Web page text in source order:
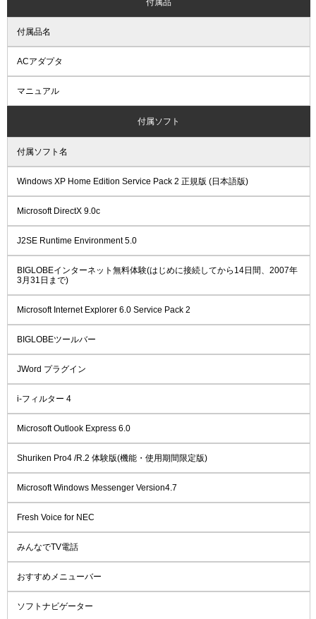
付属品名
ACアダプタ
マニュアル
付属ソフト
付属ソフト名
Windows XP Home Edition Service Pack 2 正規版 (日本語版)
Microsoft DirectX 9.0c
J2SE Runtime Environment 5.0
BIGLOBEインターネット無料体験(はじめに接続してから14日間、2007年
3月31日まで)
Microsoft Internet Explorer 6.0 Service Pack 2
BIGLOBEツールバー
JWord プラグイン
i-フィルター 4
Microsoft Outlook Express 6.0
Shuriken Pro4 /R.2 体験版(機能・使用期間限定版)
Microsoft Windows Messenger Version4.7
Fresh Voice for NEC
みんなでTV電話
おすすめメニューバー
ソフトナビゲーター